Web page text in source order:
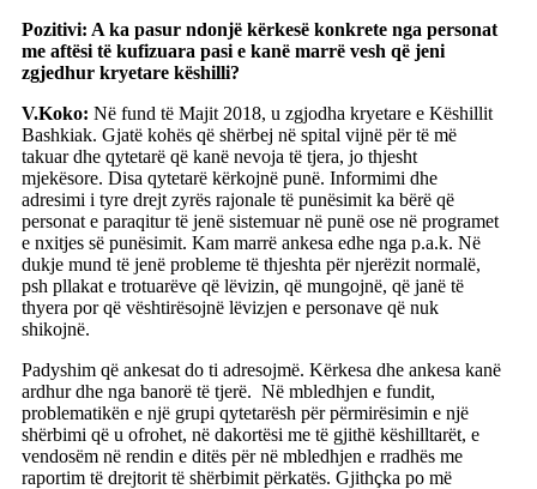
Pozitivi: A ka pasur ndonjë kërkesë konkrete nga personat
me aftësi të kufizuara pasi e kanë marrë vesh që jeni
zgjedhur kryetare këshilli?
V.Koko: Në fund të Majit 2018, u zgjodha kryetare e Këshillit
Bashkiak. Gjatë kohës që shërbej në spital vijnë për të më
takuar dhe qytetarë që kanë nevoja të tjera, jo thjesht
mjekësore. Disa qytetarë kërkojnë punë. Informimi dhe
adresimi i tyre drejt zyrës rajonale të punësimit ka bërë që
personat e paraqitur të jenë sistemuar në punë ose në programet
e nxitjes së punësimit. Kam marrë ankesa edhe nga p.a.k. Në
dukje mund të jenë probleme të thjeshta për njerëzit normalë,
psh pllakat e trotuarëve që lëvizin, që mungojnë, që janë të
thyera por që vështirësojnë lëvizjen e personave që nuk
shikojnë.
Padyshim që ankesat do ti adresojmë. Kërkesa dhe ankesa kanë
ardhur dhe nga banorë të tjerë. Në mbledhjen e fundit,
problematikën e një grupi qytetarësh për përmirësimin e një
shërbimi që u ofrohet, në dakortësi me të gjithë këshilltarët, e
vendosëm në rendin e ditës për në mbledhjen e rradhës me
raportim të drejtorit të shërbimit përkatës. Gjithçka po më